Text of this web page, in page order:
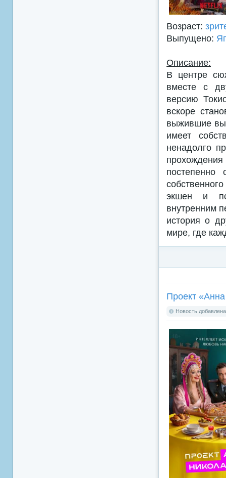
Возраст:
Выпущено:
Описание:
В центре
вместе с
версию
вскоре
выжившие
имеет
ненадолго
постепенно
экшен и
внутренним
история о
мире, где
Проект
Новость